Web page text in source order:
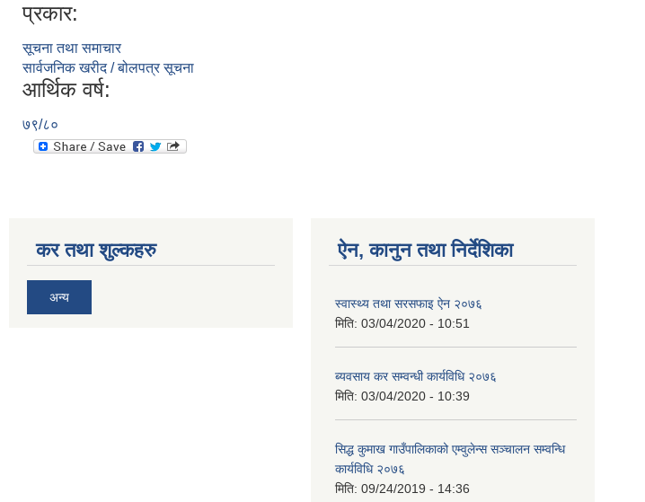
प्रकार:
सूचना तथा समाचार
सार्वजनिक खरीद / बोलपत्र सूचना
आर्थिक वर्ष:
७९/८०
कर तथा शुल्कहरु
अन्य
ऐन, कानुन तथा निर्देशिका
स्वास्थ्य तथा सरसफाइ ऐन २०७६
मिति: 03/04/2020 - 10:51
ब्यवसाय कर सम्वन्धी कार्यविधि २०७६
मिति: 03/04/2020 - 10:39
सिद्ध कुमाख गाउँपालिकाको एम्वुलेन्स सञ्चालन सम्वन्धि
कार्यविधि २०७६
मिति: 09/24/2019 - 14:36